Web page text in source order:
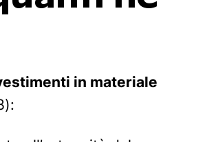
in materiale